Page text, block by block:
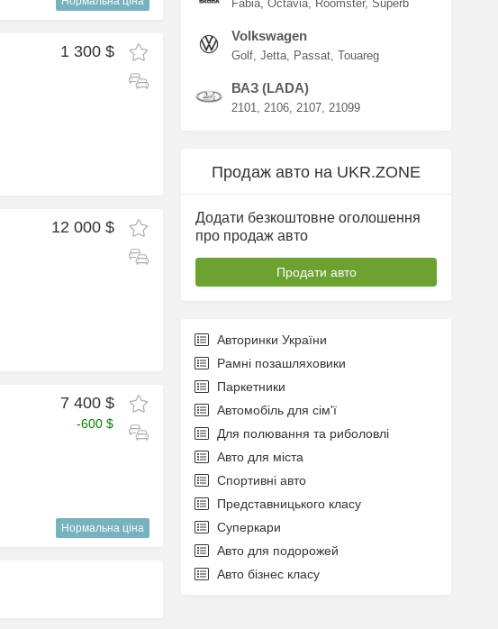
1 300 $
12 000 $
7 400 $
-600 $
Нормальна ціна
Fabia Octavia Roomster Superb
Volkswagen
Golf Jetta Passat Touareg
ВАЗ (LADA)
2101 2106 2107 21099
Продаж авто на UKR.ZONE
Додати безкоштовне оголошення
про продаж авто
Продати авто
Авторинки України
Рамні позашляховики
Паркетники
Автомобіль для сім'ї
Для полювання та риболовлі
Авто для міста
Спортивні авто
Представницького класу
Суперкари
Авто для подорожей
Авто бізнес класу